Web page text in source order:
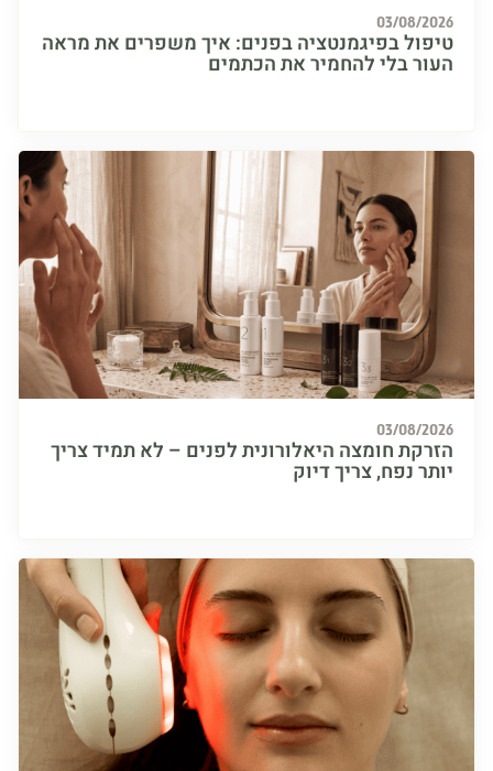
03/08/
בפיגמנטציה בפנים: איך משפרים את מראה
בלי להחמיר את הכתמים
03/08/
חומצה היאלורונית לפנים – לא תמיד צריך
נפח, צריך דיוק